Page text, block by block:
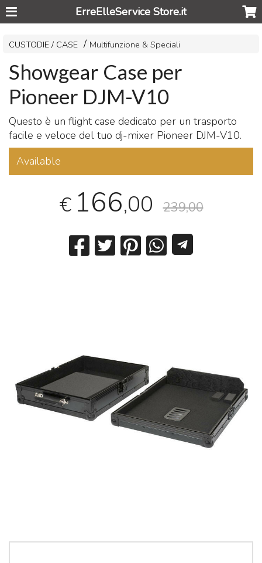
ErreElleService Store.it
CUSTODIE / CASE Multifunzione & Speciali
Showgear Case per
Pioneer DJM-V10
Questo è un flight case dedicato per un trasporto
facile e veloce del tuo dj-mixer Pioneer DJM-V10.
Available
€ 166,00 239,00